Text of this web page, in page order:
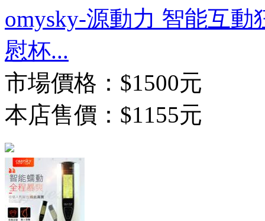
omysky-源動力 智能互
慰杯...
市場價格： $1500元
本店售價： $1155元